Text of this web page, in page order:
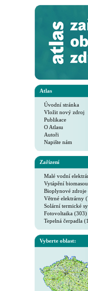
Atlas
Úvodní stránka
Vložit nový zdroj
Publikace
O Atlasu
Autoři
Napište nám
Zařízení
Malé vodní
Vytápění
Bioplynové zdroje
Větrné elektrárny
Solární termické
Fotovoltaika (303)
Tepelná čerpadla
Vyberte oblast: